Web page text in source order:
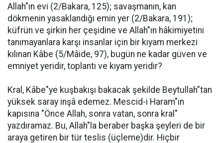
Allah"ın evi (2/Bakara, 125); savaşmanın, kan
dökmenin yasaklandığı emin yer (2/Bakara, 191);
küfrün ve şirkin her çeşidine ve Allah"ın hâkimiyetini
tanımayanlara karşı insanlar için bir kıyam merkezi
kılınan Kâbe (5/Mâide, 97), bugün ne kadar güven ve
emniyet yeridir, toplantı ve kıyam yeridir?
Kral, Kâbe"ye kuşbakışı bakacak şekilde Beytullah"tan
yüksek saray inşâ edemez. Mescid-i Haram"ın
kapısına "Önce Allah, sonra vatan, sonra kral"
yazdıramaz. Bu, Allah"la beraber başka şeyleri de bir
araya getiren bir tür teslis (üçleme)dir. Hiçbir